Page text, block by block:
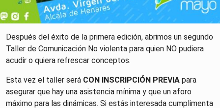
Después del éxito de la primera edición, abrimos un segundo
Taller de Comunicación No violenta para quien NO pudiera
acudir o quiera refrescar conceptos.
Esta vez el taller será CON INSCRIPCIÓN PREVIA para
asegurar que hay una asistencia mínima y que un aforo
máximo para las dinámicas. Si estás interesada cumplimenta